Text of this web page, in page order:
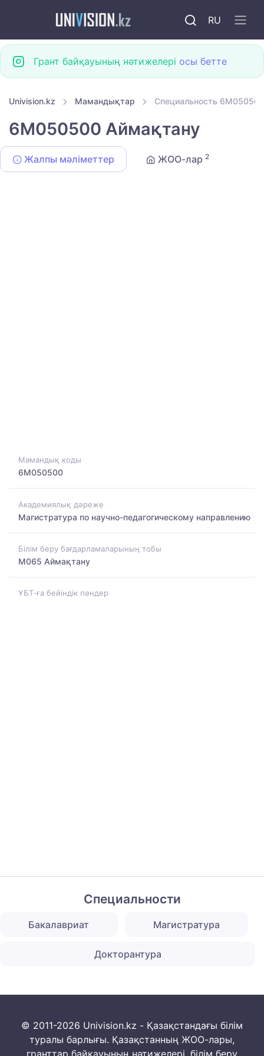
RU
Грант байқауының нәтижелері осы бетте
Univision.kz Мамандықтар Специальность
6M050500 Аймақтану
Жалпы мәліметтер ЖОО-лар 2
Мамандық коды
6M050500
Академиялық дәреже
Магистратура по научно-педагогическому направлению
Білім беру бағдарламаларының тобы
M065 Аймақтану
ҰБТ-ға бейіндік пәндер
Специальности
Бакалавриат Магистратура
Докторантура
© 2011-2026 Univision.kz - Қазақстандағы білім
туралы барлығы. Қазақстанның ЖОО-лары,
гранттар байқауының нәтижелері, білім беру